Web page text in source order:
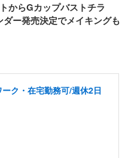
からGカップバストチラ
ダー発売決定でメイキングも
ク・在宅勤務可/週休2日